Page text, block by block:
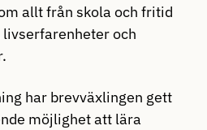
allt från skola och fritid
och
har brevväxlingen gett
möjlighet att lära